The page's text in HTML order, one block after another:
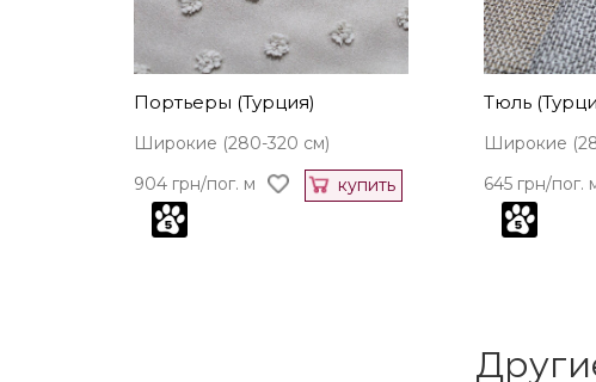
Портьеры (Турция)
Широкие (280-320 см)
904 грн/пог. м
купить
Тюль
Широкие
645 грн/пог.